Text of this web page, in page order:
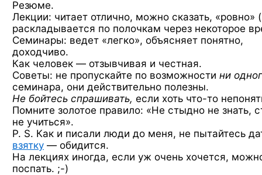
Резюме.
Лекции: читает отлично, можно сказать, «ровно»
раскладывается по полочкам через некоторое
Семинары: ведет «легко», объясняет понятно,
доходчиво.
Как человек — отзывчивая и честная.
Советы: не пропускайте по возможности ни
семинара, они действительно полезны.
Не бойтесь спрашивать, если хоть что-то
Помните золотое правило: «Не стыдно не знать,
не учиться».
P. S. Как и писали люди до меня, не пытайтесь
взятку — обидится.
На лекциях иногда, если уж очень хочется,
поспать. ;-)